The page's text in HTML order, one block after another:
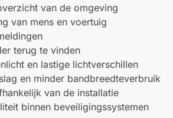
van de omgeving
van mens en voertuig
terug te vinden
en lastige lichtverschillen
en minder bandbreedteverbruik
van de installatie
binnen beveiligingssystemen